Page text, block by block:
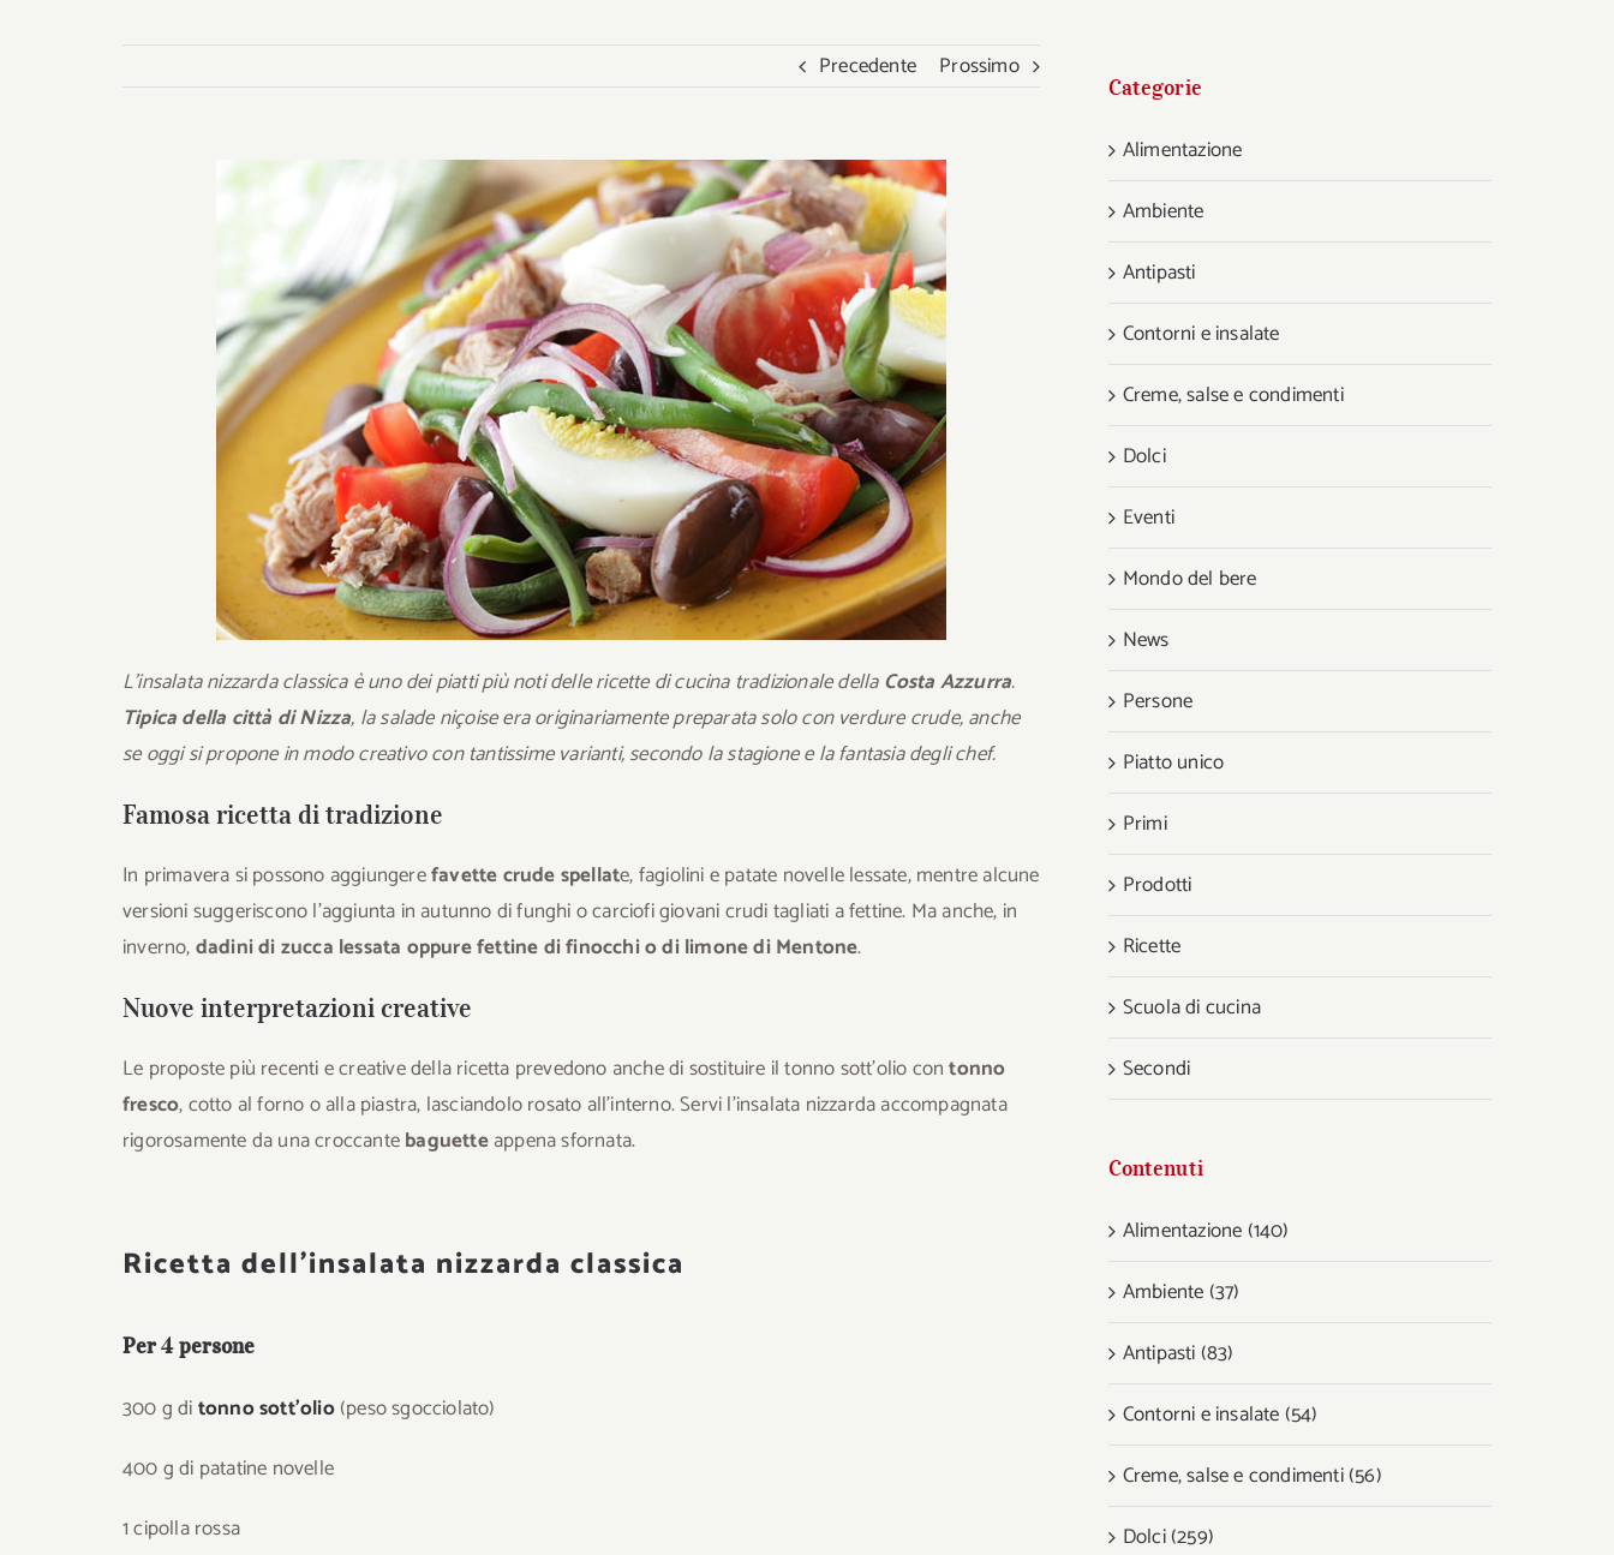
Precedente Prossimo
L’insalata nizzarda classica è uno dei piatti più noti delle ricette di cucina tradizionale dellaCosta Azzurra.
Tipica della città di Nizza, la salade niçoise era originariamente preparata solo con verdure crude, anche
se oggi si propone in modo creativo con tantissime varianti, secondo la stagione e la fantasia degli chef.
Famosa ricetta di tradizione
In primavera si possono aggiungerefavette crude spellate, fagiolini e patate novelle lessate, mentre alcune
versioni suggeriscono l’aggiunta in autunno di funghi o carciofi giovani crudi tagliati a fettine. Ma anche, in
inverno,dadini di zucca lessata oppure fettine di finocchi o di limone di Mentone.
Nuove interpretazioni creative
Le proposte più recenti e creative della ricetta prevedono anche di sostituire il tonno sott’olio contonno
fresco, cotto al forno o alla piastra, lasciandolo rosato all’interno. Servi l’insalata nizzarda accompagnata
rigorosamente da una croccantebaguetteappena sfornata.
Ricetta dell’insalata nizzarda classica
Per 4 persone
300 g ditonno sott’olio(peso sgocciolato)
400 g di patatine novelle
1 cipolla rossa
Categorie
Alimentazione
Ambiente
Antipasti
Contorni e insalate
Creme, salse e condimenti
Dolci
Eventi
Mondo del bere
News
Persone
Piatto unico
Primi
Prodotti
Ricette
Scuola di cucina
Secondi
Contenuti
Alimentazione (140)
Ambiente (37)
Antipasti (83)
Contorni e insalate (54)
Creme, salse e condimenti (56)
Dolci (259)